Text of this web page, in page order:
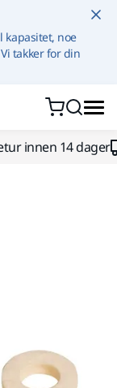
kapasitet, noe
takker for din
innen 14 dager